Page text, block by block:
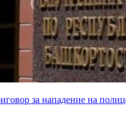
за нападение на